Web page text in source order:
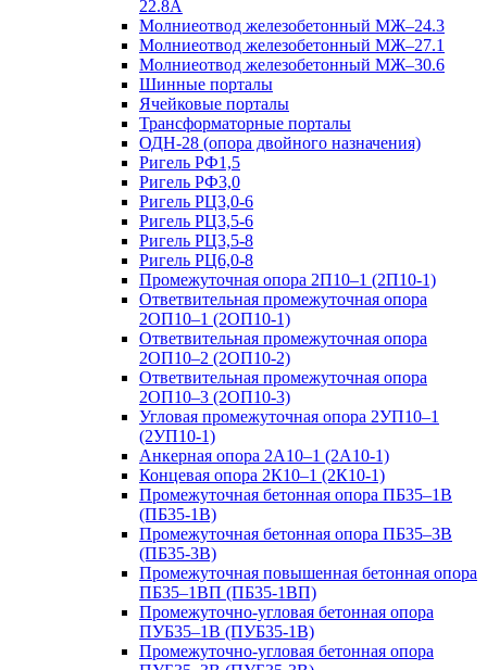
22.8А
Молниеотвод железобетонный МЖ–24.3
Молниеотвод железобетонный МЖ–27.1
Молниеотвод железобетонный МЖ–30.6
Шинные порталы
Ячейковые порталы
Трансформаторные порталы
ОДН-28 (опора двойного назначения)
Ригель РФ1,5
Ригель РФ3,0
Ригель РЦ3,0-6
Ригель РЦ3,5-6
Ригель РЦ3,5-8
Ригель РЦ6,0-8
Промежуточная опора 2П10–1 (2П10-1)
Ответвительная промежуточная опора
2ОП10–1 (2ОП10-1)
Ответвительная промежуточная опора
2ОП10–2 (2ОП10-2)
Ответвительная промежуточная опора
2ОП10–3 (2ОП10-3)
Угловая промежуточная опора 2УП10–1
(2УП10-1)
Анкерная опора 2А10–1 (2А10-1)
Концевая опора 2К10–1 (2К10-1)
Промежуточная бетонная опора ПБ35–1В
(ПБ35-1В)
Промежуточная бетонная опора ПБ35–3В
(ПБ35-3В)
Промежуточная повышенная бетонная опора
ПБ35–1ВП (ПБ35-1ВП)
Промежуточно-угловая бетонная опора
ПУБ35–1В (ПУБ35-1В)
Промежуточно-угловая бетонная опора